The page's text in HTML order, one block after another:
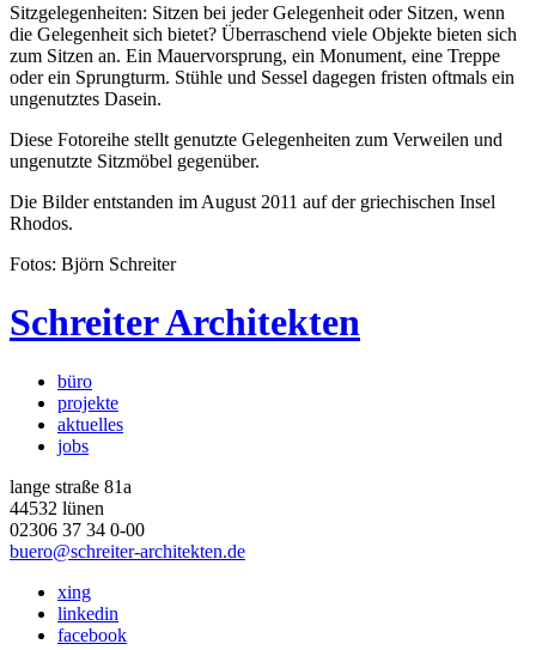
Sitzgelegenheiten: Sitzen bei jeder Gelegenheit oder Sitzen, wenn
die Gelegenheit sich bietet? Überraschend viele Objekte bieten sich
zum Sitzen an. Ein Mauervorsprung, ein Monument, eine Treppe
oder ein Sprungturm. Stühle und Sessel dagegen fristen oftmals ein
ungenutztes Dasein.
Diese Fotoreihe stellt genutzte Gelegenheiten zum Verweilen und
ungenutzte Sitzmöbel gegenüber.
Die Bilder entstanden im August 2011 auf der griechischen Insel
Rhodos.
Fotos: Björn Schreiter
Schreiter Architekten
büro
projekte
aktuelles
jobs
lange straße 81a
44532 lünen
02306 37 34 0-00
buero@schreiter-architekten.de
xing
linkedin
facebook